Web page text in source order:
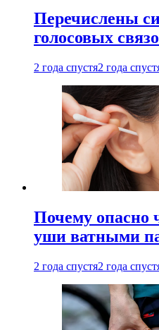
Перечислены
голосовых
2 года спустя2 года
Почему опасно
уши ватными
2 года спустя2 года